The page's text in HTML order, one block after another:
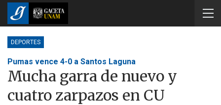
DEPORTES
Pumas vence 4-0 a Santos Laguna
Mucha garra de nuevo y
cuatro zarpazos en CU